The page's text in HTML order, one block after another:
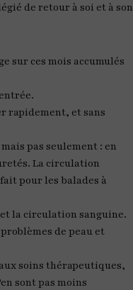
de retour à soi et à son
sur ces mois accumulés
rapidement, et sans
pas seulement : en
La circulation
pour les balades à
la circulation sanguine.
de peau et
soins thérapeutiques,
sont pas moins